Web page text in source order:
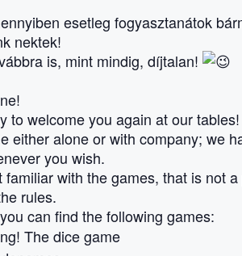
esetleg fogyasztanátok
nektek!
is, mint mindig, díjtalan!
to welcome you again at our tables!
either alone or with company; we
you wish.
familiar with the games, that is not
rules.
can find the following games:
The dice game